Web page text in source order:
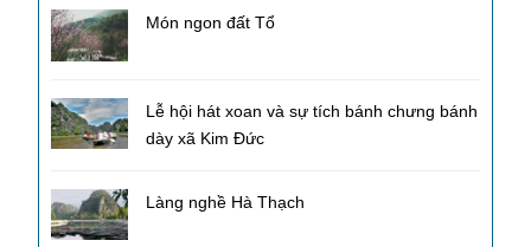
Món ngon đất Tổ
Lễ hội hát xoan và sự tích bánh chưng bánh
dày xã Kim Đức
Làng nghề Hà Thạch